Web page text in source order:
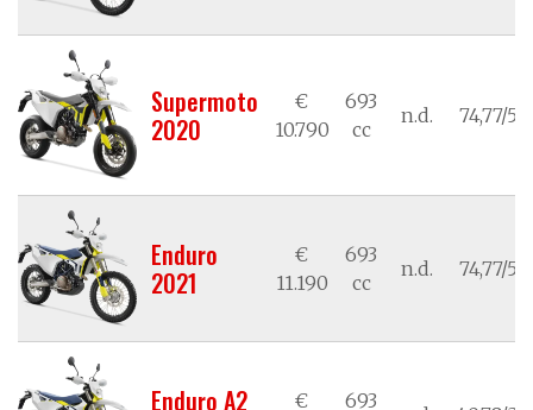
Supermoto
2020
€
10.790
693
cc
n.d. 74,77/
Enduro
2021
€
11.190
693
cc
n.d. 74,77/
Enduro A2
€
693